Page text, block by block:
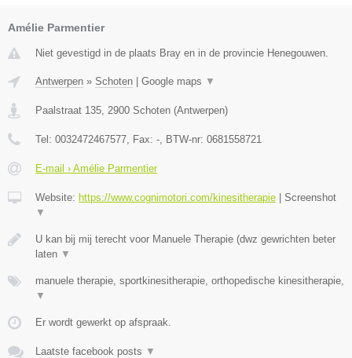
Amélie Parmentier
Niet gevestigd in de plaats Bray en in de provincie Henegouwen.
Antwerpen » Schoten Google maps ▼
Paalstraat 135 2900 Schoten (Antwerpen)
Tel: 0032472467577 , Fax: - , BTW-nr: 0681558721
E-mail › Amélie Parmentier
Website: https://www.cognimotori.com/kinesitherapie
Screenshot
▼
U kan bij mij terecht voor Manuele Therapie (dwz gewrichten beter
laten ▼
manuele therapie, sportkinesitherapie, orthopedische kinesitherapie,
▼
Er wordt gewerkt op afspraak.
Laatste facebook posts ▼